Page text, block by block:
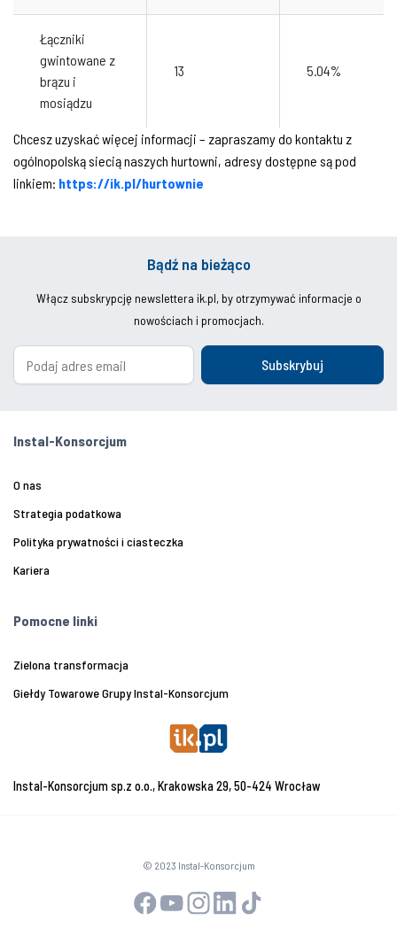
Łączniki
gwintowane z
brązu i
mosiądzu
13 5.04%
Chcesz uzyskać więcej informacji – zapraszamy do kontaktu z
ogólnopolską siecią naszych hurtowni, adresy dostępne są pod
linkiem: https://ik.pl/hurtownie
Bądź na bieżąco
Włącz subskrypcję newslettera ik.pl, by otrzymywać informacje o
nowościach i promocjach.
Subskrybuj
Instal-Konsorcjum
O nas
Strategia podatkowa
Polityka prywatności i ciasteczka
Kariera
Pomocne linki
Zielona transformacja
Giełdy Towarowe Grupy Instal-Konsorcjum
Instal-Konsorcjum sp.z o.o., Krakowska 29, 50-424 Wrocław
© 2023 Instal-Konsorcjum